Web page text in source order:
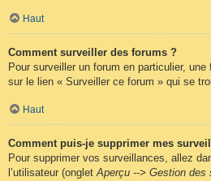
Haut
Comment surveiller des forums ?
Pour surveiller un forum en particulier,
sur le lien « Surveiller ce forum » qui se
Haut
Comment puis-je supprimer mes
Pour supprimer vos surveillances, allez
l’utilisateur (onglet Aperçu --> Gestion des